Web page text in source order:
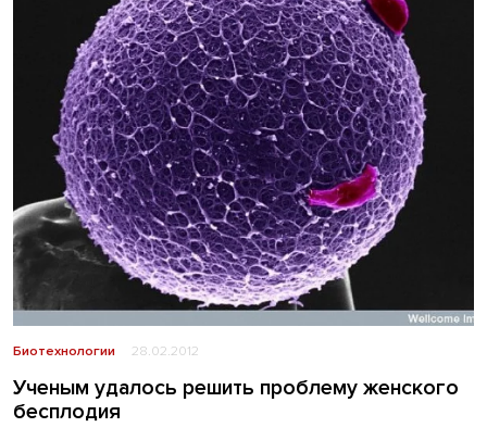
Биотехнологии 28.02.2012
Ученым удалось решить проблему женского
бесплодия